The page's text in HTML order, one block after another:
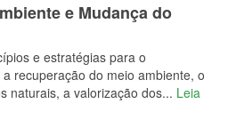
e Mudança do
e estratégias para o
recuperação do meio ambiente, o
naturais, a valorização dos... Leia